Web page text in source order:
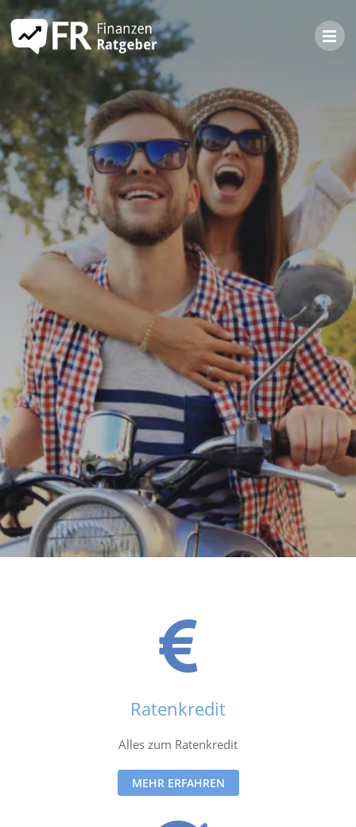
Ratenkredit
Alles zum Ratenkredit
MEHR ERFAHREN